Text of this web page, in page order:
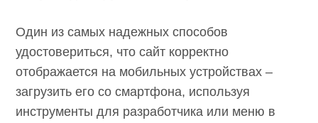
Один из самых надежных способов
удостовериться, что сайт корректно
отображается на мобильных устройствах –
загрузить его со смартфона, используя
инструменты для разработчика или меню в